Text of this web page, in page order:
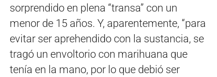
sorprendido en plena “transa” con un
menor de 15 años. Y, aparentemente, “para
evitar ser aprehendido con la sustancia, se
tragó un envoltorio con marihuana que
tenía en la mano, por lo que debió ser